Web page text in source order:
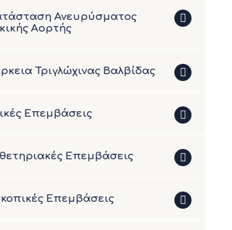
Ανευρύσματος
Αορτής
Τριγλώχινας Βαλβίδας
Επεμβάσεις
Επεμβάσεις
Επεμβάσεις